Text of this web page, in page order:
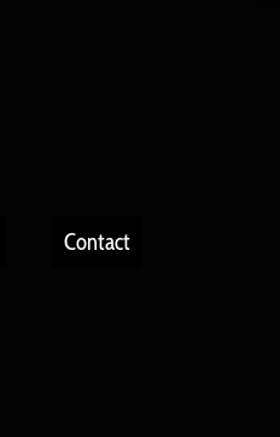
Contact